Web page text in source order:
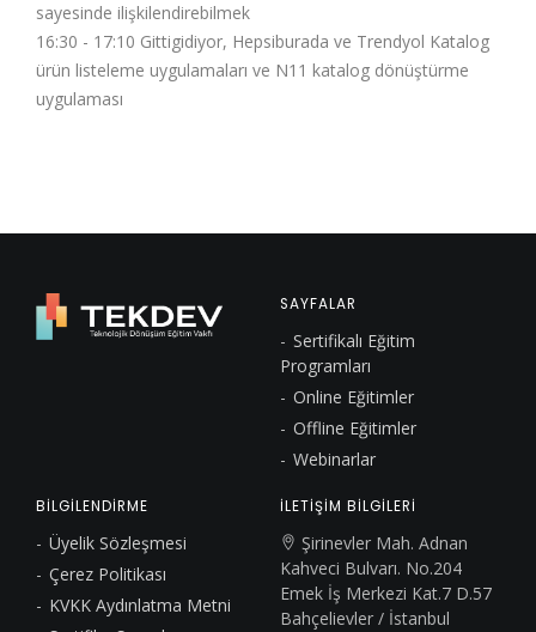
sayesinde ilişkilendirebilmek
16:30 - 17:10 Gittigidiyor, Hepsiburada ve Trendyol Katalog
ürün listeleme uygulamaları ve N11 katalog dönüştürme
uygulaması
SAYFALAR
Sertifikalı Eğitim
Programları
Online Eğitimler
Offline Eğitimler
Webinarlar
BİLGİLENDİRME
Üyelik Sözleşmesi
Çerez Politikası
KVKK Aydınlatma Metni
İLETİŞİM BİLGİLERİ
Şirinevler Mah. Adnan
Kahveci Bulvarı. No.204
Emek İş Merkezi Kat.7 D.57
Bahçelievler / İstanbul